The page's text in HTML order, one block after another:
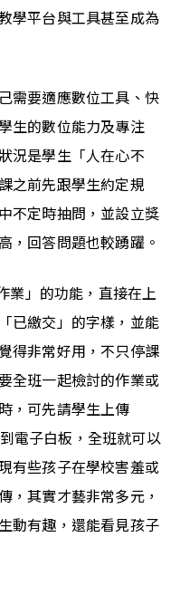
學平台與工具甚至成為
需要適應數位工具、快
生的數位能力及專注
況是學生「人在心不
之前先跟學生約定規
不定時抽問，並設立獎
，回答問題也較踴躍。
作業」的功能，直接在上
已繳交」的字樣，並能
得非常好用，不只停課
全班一起檢討的作業或
，可先請學生上傳
電子白板，全班就可以
有些孩子在學校害羞或
，其實才藝非常多元，
動有趣，還能看見孩子